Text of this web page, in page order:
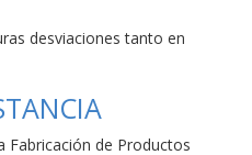
desviaciones tanto en
Fabricación de Productos